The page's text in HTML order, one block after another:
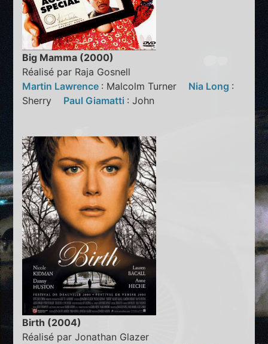
Big Mamma (2000)
Réalisé par Raja Gosnell
Martin Lawrence : Malcolm Turner Nia Long :
Sherry Paul Giamatti : John
Birth (2004)
Réalisé par Jonathan Glazer